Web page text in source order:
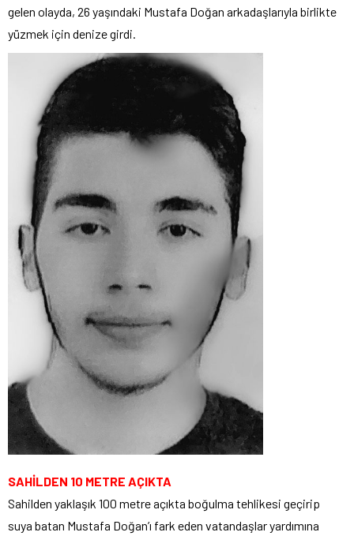
gelen olayda, 26 yaşındaki Mustafa Doğan arkadaşlarıyla birlikte
yüzmek için denize girdi.
SAHİLDEN 10 METRE AÇIKTA
Sahilden yaklaşık 100 metre açıkta boğulma tehlikesi geçirip
suya batan Mustafa Doğan’ı fark eden vatandaşlar yardımına